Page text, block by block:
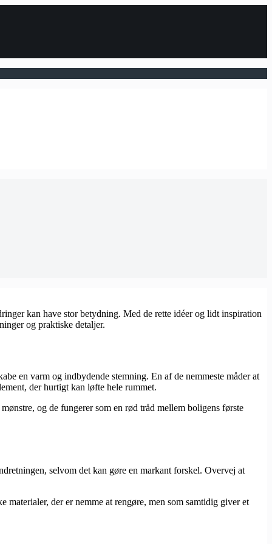
kan have stor betydning. Med de rette idéer og lidt inspiration
og praktiske detaljer.
en varm og indbydende stemning. En af de nemmeste måder at
der hurtigt kan løfte hele rummet.
og de fungerer som en rød tråd mellem boligens første
selvom det kan gøre en markant forskel. Overvej at
der er nemme at rengøre, men som samtidig giver et